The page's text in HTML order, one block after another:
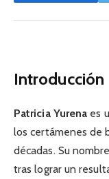
Introducción
Patricia Yurena es
los certámenes de
décadas. Su
tras lograr un